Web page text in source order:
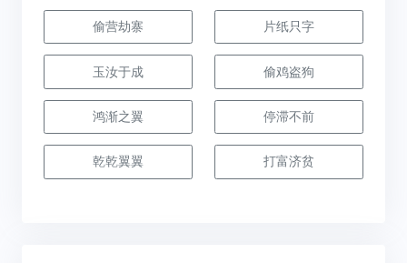
偷营劫寨 片纸只字
玉汝于成 偷鸡盗狗
鸿渐之翼 停滞不前
乾乾翼翼 打富济贫